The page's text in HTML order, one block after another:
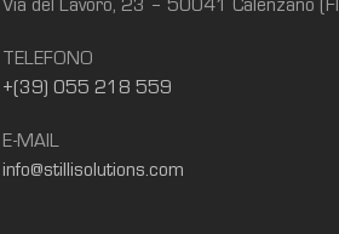
Via del Lavoro, 23 – 50041 Calenzano (FI)
TELEFONO
+(39) 055 218 559
E-MAIL
info@stillisolutions.com